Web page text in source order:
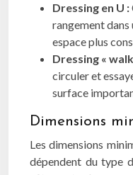
Dressing en U :
rangement dans
espace plus
Dressing «
circuler et
surface
Dimensions
Les dimensions
dépendent du type